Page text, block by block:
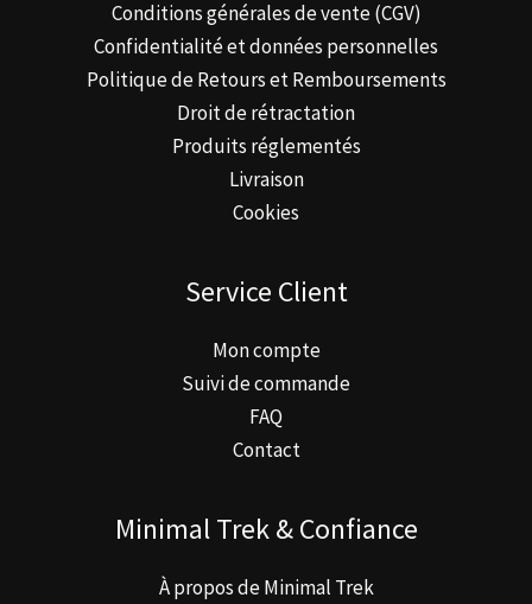
Conditions générales de vente (CGV)
Confidentialité et données personnelles
Politique de Retours et Remboursements
Droit de rétractation
Produits réglementés
Livraison
Cookies
Service Client
Mon compte
Suivi de commande
FAQ
Contact
Minimal Trek & Confiance
À propos de Minimal Trek